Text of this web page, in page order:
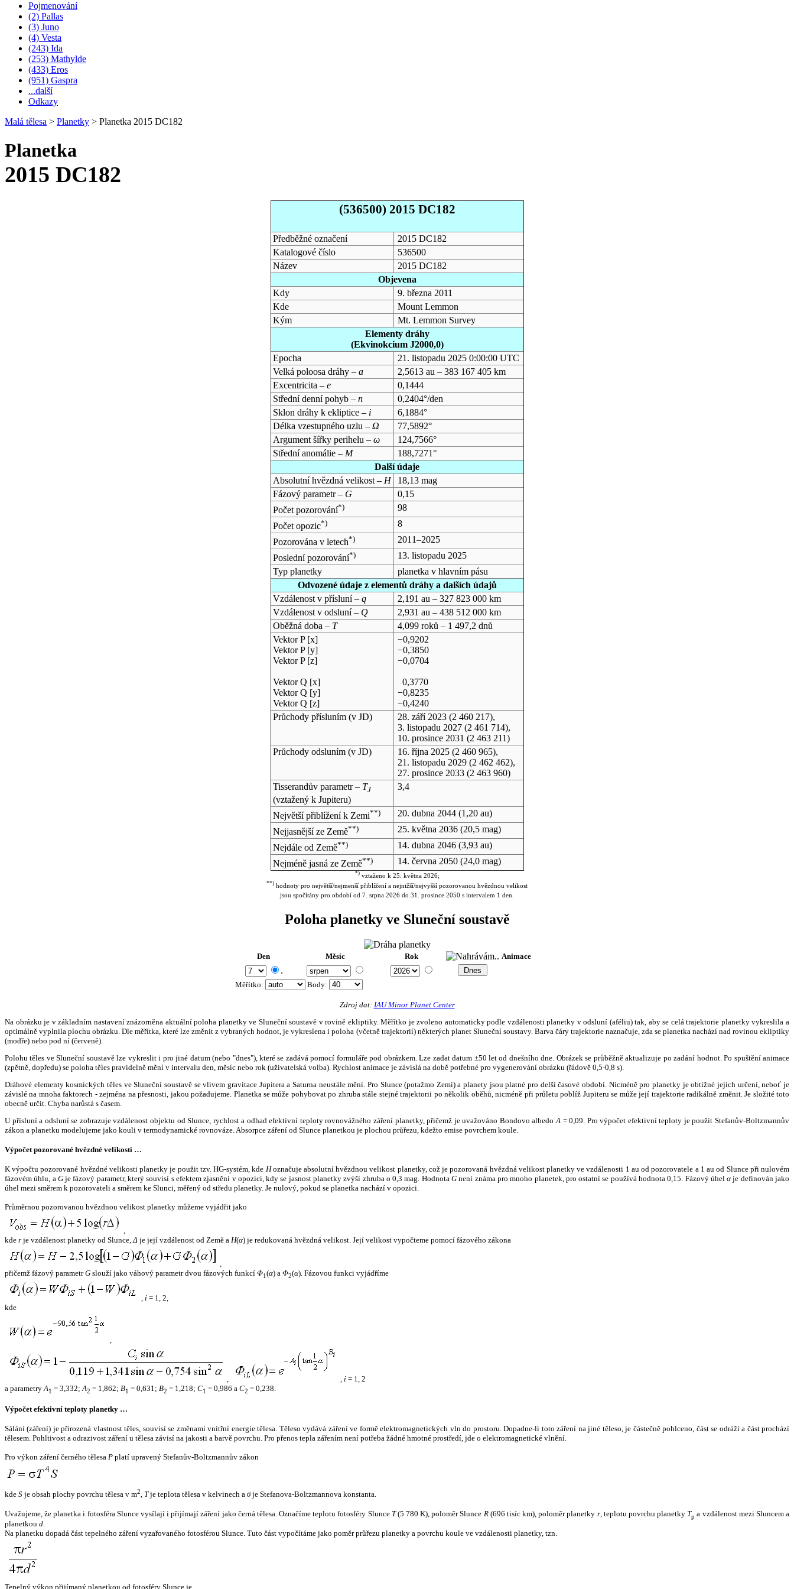
Pojmenování
(2) Pallas
(3) Juno
(4) Vesta
(243) Ida
(253) Mathylde
(433) Eros
(951) Gaspra
...další
Odkazy
Malá tělesa > Planetky > Planetka 2015 DC182
Planetka
2015 DC182
(536500) 2015 DC182
Předběžné označení
2015 DC182
Katalogové číslo
536500
Název
2015 DC182
Objevena
Kdy
9. března 2011
Kde
Mount Lemmon
Kým
Mt. Lemmon Survey
Elementy dráhy
(Ekvinokcium J2000,0)
Epocha
21. listopadu 2025 0:00:00 UTC
Velká poloosa dráhy – a
2,5613 au – 383 167 405 km
Excentricita – e
0,1444
Střední denní pohyb – n
0,2404°/den
Sklon dráhy k ekliptice – i
6,1884°
Délka vzestupného uzlu – Ω
77,5892°
Argument šířky perihelu – ω
124,7566°
Střední anomálie – M
188,7271°
Další údaje
Absolutní hvězdná velikost – H
18,13 mag
Fázový parametr – G
0,15
Počet pozorování*)
98
Počet opozic*)
8
Pozorována v letech*)
2011–2025
Poslední pozorování*)
13. listopadu 2025
Typ planetky
planetka v hlavním pásu
Odvozené údaje z elementů dráhy a dalších údajů
Vzdálenost v přísluní – q
2,191 au – 327 823 000 km
Vzdálenost v odsluní – Q
2,931 au – 438 512 000 km
Oběžná doba – T
4,099 roků – 1 497,2 dnů
Vektor P [x]
Vektor P [y]
Vektor P [z]
Vektor Q [x]
Vektor Q [y]
Vektor Q [z]
−0,9202
−0,3850
−0,0704
0,3770
−0,8235
−0,4240
Průchody přísluním (v JD) 28. září 2023(2 460 217),
3. listopadu 2027(2 461 714),
10. prosince 2031 (2 463 211)
Průchody odsluním (v JD) 16. října 2025(2 460 965),
21. listopadu 2029(2 462 462),
27. prosince 2033(2 463 960)
Tisserandův parametr – TJ
(vztažený k Jupiteru)
3,4
Největší přiblížení k Zemi**) 20. dubna 2044(1,20 au)
Nejjasnější ze Země**) 25. května 2036(20,5 mag)
Nejdále od Země**) 14. dubna 2046(3,93 au)
Nejméně jasná ze Země**) 14. června 2050(24,0 mag)
*)vztaženo k 25. května 2026;
**) hodnoty pro největší/nejmenší přiblížení a nejnižší/nejvyšší pozorovanou hvězdnou velikost
jsou spočítány pro období od 7. srpna 2026 do 31. prosince 2050 s intervalem 1 den.
Poloha planetky ve Sluneční soustavě
Den Měsíc Rok Animace
.
Měřítko: Body:
Zdroj dat: IAU Minor Planet Center
Na obrázku je v základním nastavení znázorněna aktuální poloha planetky ve Sluneční soustavě v rovině ekliptiky. Měřítko je zvoleno automaticky podle vzdálenosti planetky v odsluní (aféliu) tak, aby se celá trajektorie planetky vykreslila a
optimálně vyplnila plochu obrázku. Dle měřítka, které lze změnit z vybraných hodnot, je vykreslena i poloha (včetně trajektorií) některých planet Sluneční soustavy. Barva čáry trajektorie naznačuje, zda se planetka nachází nad rovinou ekliptiky
(modře) nebo pod ní (červeně).
Polohu těles ve Sluneční soustavě lze vykreslit i pro jiné datum (nebo "dnes"), které se zadává pomocí formuláře pod obrázkem. Lze zadat datum ±50 let od dnešního dne. Obrázek se průběžně aktualizuje po zadání hodnot. Po spuštění animace
(zpětně, dopředu) se poloha těles pravidelně mění v intervalu den, měsíc nebo rok (uživatelská volba). Rychlost animace je závislá na době potřebné pro vygenerování obrázku (řádově 0,5-0,8 s).
Dráhové elementy kosmických těles ve Sluneční soustavě se vlivem gravitace Jupitera a Saturna neustále mění. Pro Slunce (potažmo Zemi) a planety jsou platné pro delší časové období. Nicméně pro planetky je obtížné jejich určení, neboť je
závislé na mnoha faktorech - zejména na přesnosti, jakou požadujeme. Planetka se může pohybovat po zhruba stále stejné trajektorii po několik oběhů, nicméně při průletu poblíž Jupiteru se může její trajektorie radikálně změnit. Je složité toto
obecně určit. Chyba narůstá s časem.
U přísluní a odsluní se zobrazuje vzdálenost objektu od Slunce, rychlost a odhad efektivní teploty rovnovážného záření planetky, přičemž je uvažováno Bondovo albedo A = 0,09. Pro výpočet efektivní teploty je použit Stefanův-Boltzmannův
zákon a planetku modelujeme jako kouli v termodynamické rovnováze. Absorpce záření od Slunce planetkou je plochou průřezu, kdežto emise povrchem koule.
Výpočet pozorované hvězdné velikosti …
K výpočtu pozorované hvězdné velikosti planetky je použit tzv. HG-systém, kde Hoznačuje absolutní hvězdnou velikost planetky, což je pozorovaná hvězdná velikost planetky ve vzdálenosti 1 au od pozorovatele a 1 au od Slunce při nulovém
fázovém úhlu, a Gje fázový parametr, který souvisí s efektem zjasnění v opozici, kdy se jasnost planetky zvýší zhruba o 0,3 mag. HodnotaG není známa pro mnoho planetek, pro ostatní se používá hodnota 0,15. Fázový úhelα je definován jako
úhel mezi směrem k pozorovateli a směrem ke Slunci, měřený od středu planetky. Je nulový, pokud se planetka nachází v opozici.
Průměrnou pozorovanou hvězdnou velikost planetky můžeme vyjádřit jako
,
kde r je vzdálenost planetky od Slunce,Δ je její vzdálenost od Země a H(α) je redukovaná hvězdná velikost. Její velikost vypočteme pomocí fázového zákona
,
přičemž fázový parametrG slouží jako váhový parametr dvou fázových funkcí Φ1(α) a Φ2(α). Fázovou funkci vyjádříme
, i = 1, 2,
kde
,
, , i = 1, 2
a parametryA1 = 3,332;A2 = 1,862; B1 = 0,631; B2 = 1,218; C1 = 0,986 a C2 = 0,238.
Výpočet efektivní teploty planetky …
Sálání (záření) je přirozená vlastnost těles, souvisí se změnami vnitřní energie tělesa. Těleso vydává záření ve formě elektromagnetických vln do prostoru. Dopadne-li toto záření na jiné těleso, je částečně pohlceno, část se odráží a část prochází
tělesem. Pohltivost a odrazivost záření u tělesa závisí na jakosti a barvě povrchu. Pro přenos tepla zářením není potřeba žádné hmotné prostředí, jde o elektromagnetické vlnění.
Pro výkon záření černého tělesa P platí upravený Stefanův-Boltzmannův zákon
kde S je obsah plochy povrchu tělesa v m2, Tje teplota tělesa v kelvinech a σje Stefanova-Boltzmannova konstanta.
Uvažujeme, že planetka i fotosféra Slunce vysílají i přijímají záření jako černá tělesa. Označíme teplotu fotosféry Slunce T(5 780 K), poloměr Slunce R(696 tisíc km), poloměr planetky r, teplotu povrchu planetky Tp a vzdálenost mezi Sluncem a
planetkou d.
Na planetku dopadá část tepelného záření vyzařovaného fotosférou Slunce. Tuto část vypočítáme jako poměr průřezu planetky a povrchu koule ve vzdálenosti planetky, tzn.
Tepelný výkon přijímaný planetkou od fotosféry Slunce je